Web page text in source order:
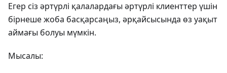
Егер сіз әртүрлі қалалардағы әртүрлі клиенттер үшін
бірнеше жоба басқарсаңыз, әрқайсысында өз уақыт
аймағы болуы мүмкін.
Мысалы: